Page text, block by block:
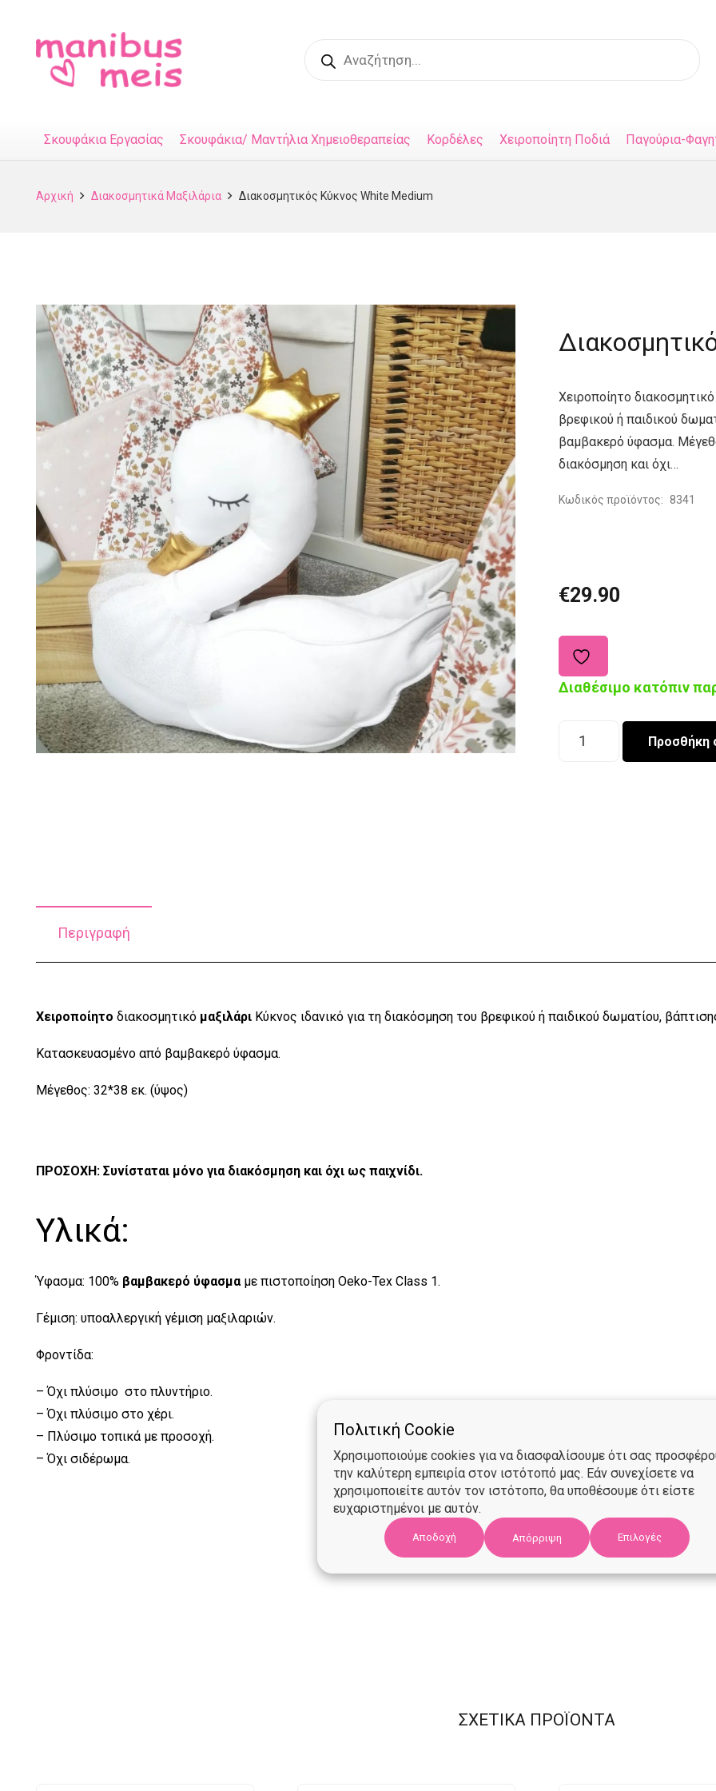
Products
search
Σκουφάκια Εργασίας Σκουφάκια/ Μαντήλια Χημειοθεραπείας Κορδέλες Χειροποίητη Ποδιά Παγούρια-
Αρχική Διακοσμητικά Μαξιλάρια Διακοσμητικός Κύκνος White Medium
Χειροποίητο
βρεφικού ή παιδικού
βαμβακερό ύφασμα.
διακόσμηση και όχι…
Κωδικός προϊόντος: 8341
€29.90
Διαθέσιμο κατόπιν
Προσθήκη
Περιγραφή
Χειροποίητο διακοσμητικό μαξιλάρι Κύκνος ιδανικό για τη διακόσμηση του βρεφικού ή παιδικού δωματίου,
Κατασκευασμένο από βαμβακερό ύφασμα.
Μέγεθος: 32*38 εκ. (ύψος)
ΠΡΟΣΟΧΗ: Συνίσταται μόνο για διακόσμηση και όχι ως παιχνίδι.
Υλικά:
Ύφασμα: 100% βαμβακερό ύφασμαμε πιστοποίηση Oeko-Tex Class 1.
Γέμιση: υποαλλεργική γέμιση μαξιλαριών.
Φροντίδα:
– Όχι πλύσιμο στο πλυντήριο.
– Όχι πλύσιμο στο χέρι.
– Πλύσιμο τοπικά με προσοχή.
– Όχι σιδέρωμα.
ΣΧΕΤΙΚΑ ΠΡΟΪΟΝΤΑ
Πολιτική Cookie
Χρησιμοποιούμε cookies για να διασφαλίσουμε ότι σας
την καλύτερη εμπειρία στον ιστότοπό μας. Εάν συνεχίσετε να
χρησιμοποιείτε αυτόν τον ιστότοπο, θα υποθέσουμε ότι είστε
ευχαριστημένοι με αυτόν.
Αποδοχή Απόρριψη Επιλογές